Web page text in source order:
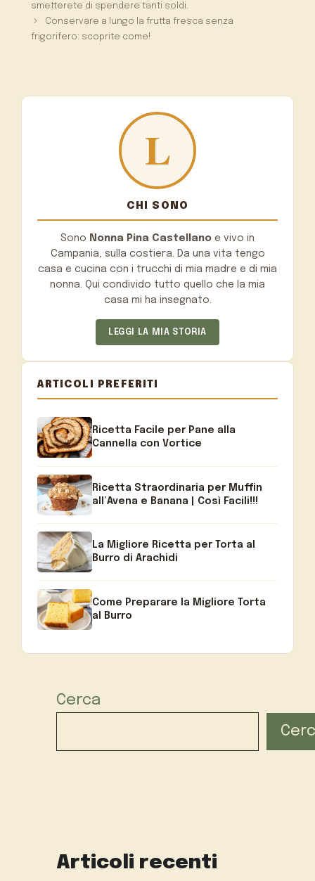
smetterete di spendere tanti soldi.
Conservare a lungo la frutta fresca senza
frigorifero: scoprite come!
CHI SONO
Sono Nonna Pina Castellano e vivo in
Campania, sulla costiera. Da una vita tengo
casa e cucina con i trucchi di mia madre e di mia
nonna. Qui condivido tutto quello che la mia
casa mi ha insegnato.
LEGGI LA MIA STORIA
ARTICOLI PREFERITI
Ricetta Facile per Pane alla
Cannella con Vortice
Ricetta Straordinaria per Muffin
all’Avena e Banana | Così Facili!!!
La Migliore Ricetta per Torta al
Burro di Arachidi
Come Preparare la Migliore Torta
al Burro
Cerca
Articoli recenti